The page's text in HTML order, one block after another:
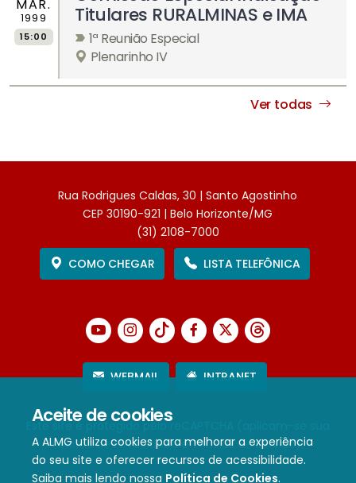
Aceite de cookies
A ALMG utiliza cookies para melhorar a experiência
do seu site e oferecer recursos de acessibilidade.
Saiba mais lendo nossa Política de Cookies.
MAR.
1999
15:00
Titulares RURALMINAS e IMA
1ª Reunião Especial
Plenarinho IV
Ver todas
Rua Rodrigues Caldas, 30 | Santo Agostinho
CEP 30190-921 | Belo Horizonte/MG
(31) 2108-7000
COMO CHEGAR
LISTA TELEFÔNICA
WEBMAIL INTRANET
Este site é protegido pelo reCAPTCHA (aplicam-se sua
Política de PrivacidadeeTermos de Serviço).